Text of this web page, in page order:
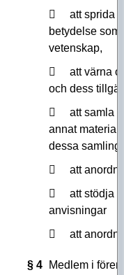
 att sprida
betydelse
vetenskap,
 att värna
och dess
 att samla
annat material
dessa
 att anordna
 att stödja
anvisningar
 att anordna
§ 4
Medlem i